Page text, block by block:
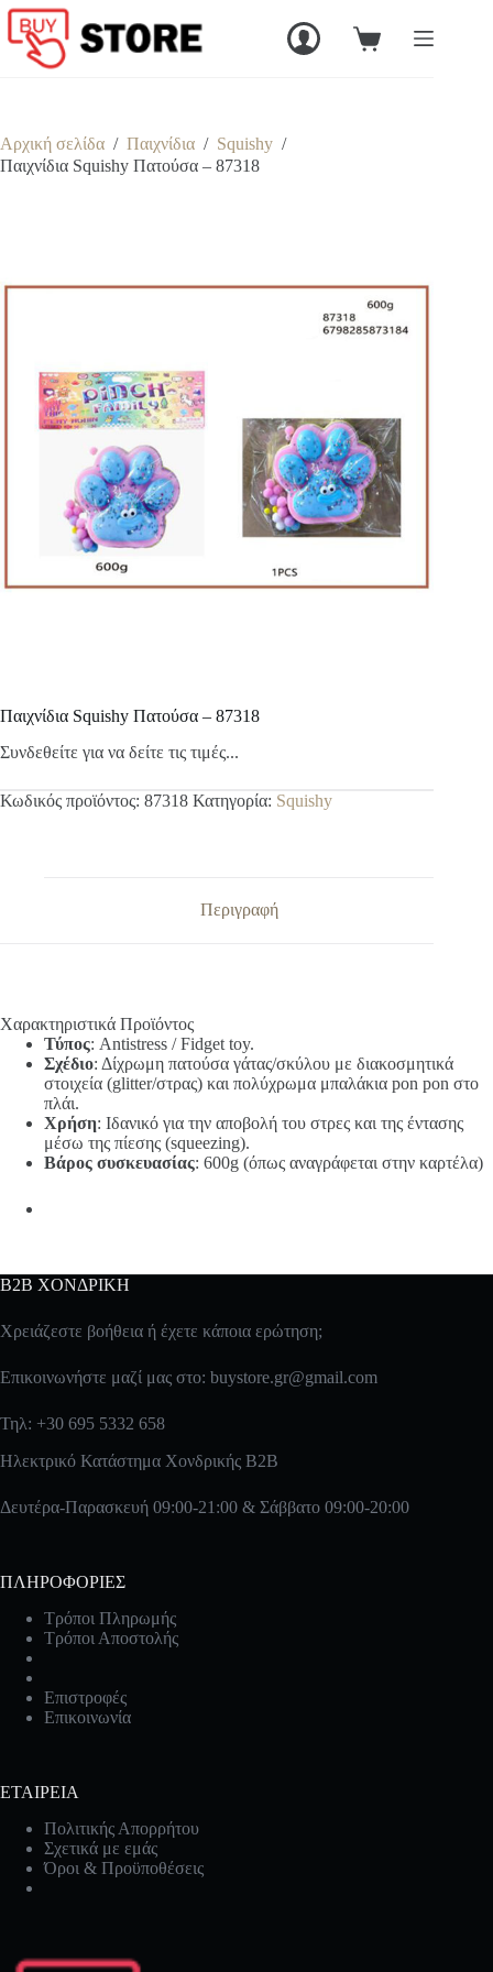
Μετάβαση
στο
περιεχόμενο
Καλάθι
Αρχική σελίδα / Παιχνίδια / Squishy /
Παιχνίδια Squishy Πατούσα – 87318
Παιχνίδια Squishy Πατούσα – 87318
Συνδεθείτε για να δείτε τις τιμές...
Κωδικός προϊόντος: 87318 Κατηγορία: Squishy
Περιγραφή
Χαρακτηριστικά Προϊόντος
Τύπος: Antistress / Fidget toy.
Σχέδιο: Δίχρωμη πατούσα γάτας/σκύλου με διακοσμητικά
στοιχεία (glitter/στρας) και πολύχρωμα μπαλάκια pon pon στο
πλάι.
Χρήση: Ιδανικό για την αποβολή του στρες και της έντασης
μέσω της πίεσης (squeezing).
Βάρος συσκευασίας: 600g (όπως αναγράφεται στην καρτέλα)
B2B ΧΟΝΔΡΙΚΗ
Χρειάζεστε βοήθεια ή έχετε κάποια ερώτηση;
Επικοινωνήστε μαζί μας στο: buystore.gr@gmail.com
Τηλ: +30 695 5332 658
Ηλεκτρικό Κατάστημα Χονδρικής B2B
Δευτέρα-Παρασκευή 09:00-21:00 & Σάββατο 09:00-20:00
ΠΛΗΡΟΦΟΡΙΕΣ
Τρόποι Πληρωμής
Τρόποι Αποστολής
Επιστροφές
Επικοινωνία
ΕΤΑΙΡΕΙΑ
Πολιτικής Απορρήτου
Σχετικά με εμάς
Όροι & Προϋποθέσεις